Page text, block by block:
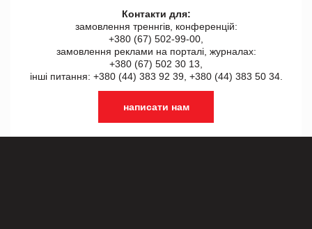
Контакти для:
замовлення треннгів, конференцій:
+380 (67) 502-99-00,
замовлення реклами на порталі, журналах:
+380 (67) 502 30 13,
інші питання: +380 (44) 383 92 39, +380 (44) 383 50 34.
написати нам